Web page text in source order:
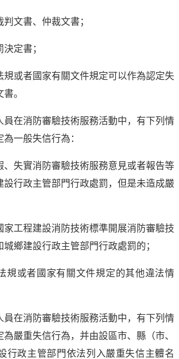
判文書、仲裁文書；
決定書；
規或者國家有關文件規定可以作為認定失
。
員在消防審驗技術服務活動中，有下列情
一般失信行為：
、失實消防審驗技術服務意見或者報告等
設行政主管部門行政處罰，但是未造成嚴
家工程建設消防技術標準開展消防審驗技
鄉建設行政主管部門行政處罰的；
規或者國家有關文件規定的其他違法情
員在消防審驗技術服務活動中，有下列情
嚴重失信行為，并由設區市、縣（市、
行政主管部門依法列入嚴重失信主體名